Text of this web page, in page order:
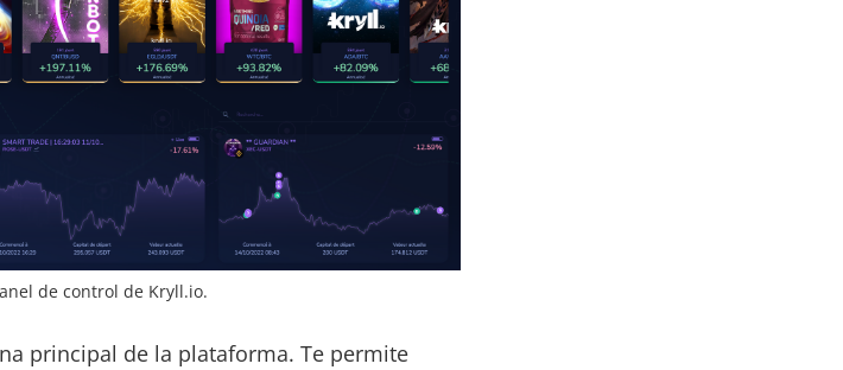
de control de Kryll.io.
principal de la plataforma. Te permite